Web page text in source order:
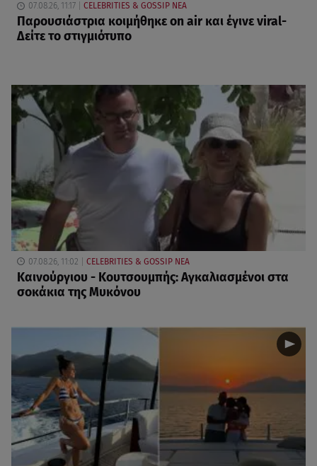
07.08.26, 11:17 CELEBRITIES & GOSSIP ΝΕΑ
Παρουσιάστρια κοιμήθηκε on air και έγινε viral-
Δείτε το στιγμιότυπο
07.08.26, 11:02 CELEBRITIES & GOSSIP ΝΕΑ
Καινούργιου - Κουτσουμπής: Αγκαλιασμένοι στα
σοκάκια της Μυκόνου